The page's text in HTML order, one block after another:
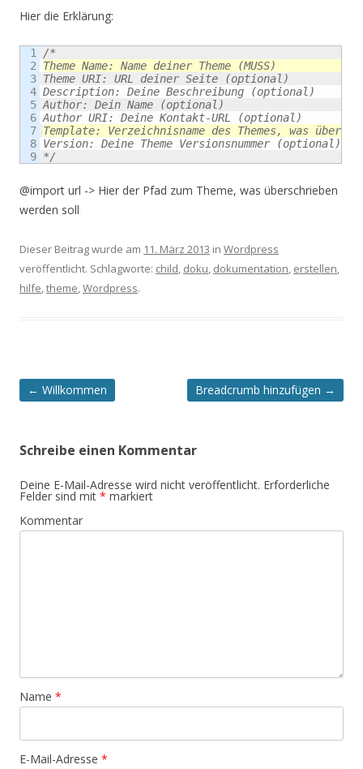
Hier die Erklärung:
1
2
3
4
5
6
7
8
/*
Theme Name: Name deiner Theme (MUSS)
Theme URI: URL deiner Seite (optional)
Description: Deine Beschreibung (optional)
Author: Dein Name (optional)
Author URI: Deine Kontakt-URL (optional)
Template: Verzeichnisname des Themes, was
Version: Deine Theme Versionsnummer (optional)
*/
@import url -> Hier der Pfad zum Theme, was überschrieben
werden soll
Dieser Beitrag wurde am 11. März 2013 in Wordpress
veröffentlicht. Schlagworte: child, doku, dokumentation, erstellen,
hilfe,theme,Wordpress.
Artikel-
← Willkommen Breadcrumb hinzufügen →
Schreibe einen Kommentar
Deine E-Mail-Adresse wird nicht veröffentlicht. Erforderliche
Felder sind mit * markiert
Kommentar
Name *
E-Mail-Adresse *